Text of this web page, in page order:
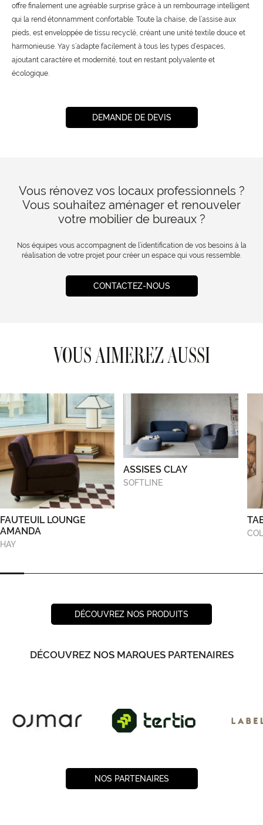
offre finalement une agréable surprise grâce à un rembourrage intelligent
qui la rend étonnamment confortable. Toute la chaise, de l’assise aux
pieds, est enveloppée de tissu recyclé, créant une unité textile douce et
harmonieuse. Yay s’adapte facilement à tous les types d’espaces,
ajoutant caractère et modernité, tout en restant polyvalente et
écologique.
DEMANDE DE DEVIS
Vous rénovez vos locaux professionnels ?
Vous souhaitez aménager et renouveler
votre mobilier de bureaux ?
Nos équipes vous accompagnent de l’identification de vos besoins à la
réalisation de votre projet pour créer un espace qui vous ressemble.
CONTACTEZ-NOUS
VOUS AIMEREZ AUSSI
FAUTEUIL LOUNGE
AMANDA
HAY
ASSISES CLAY
SOFTLINE
DÉCOUVREZ NOS PRODUITS
DÉCOUVREZ NOS MARQUES PARTENAIRES
NOS PARTENAIRES